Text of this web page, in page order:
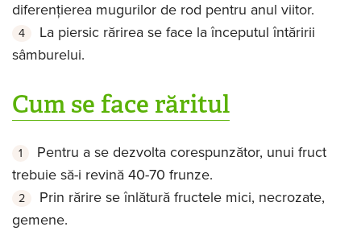
diferenţierea mugurilor de rod pentru anul viitor.
La piersic rărirea se face la începutul întăririi
sâmburelui.
Cum se face răritul
Pentru a se dezvolta corespunzător, unui fruct
trebuie să-i revină 40-70 frunze.
Prin rărire se înlătură fructele mici, necrozate,
gemene.